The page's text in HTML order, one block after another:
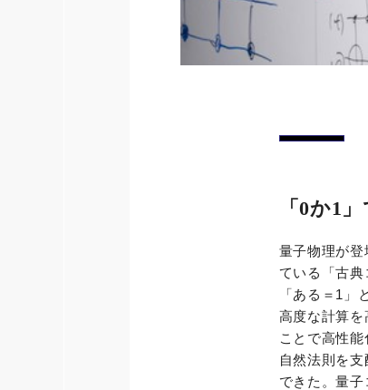
「0か1
量子物理が
ている「古
「ある＝1」
高度な計算
ことで高性
自然法則を
できた。量